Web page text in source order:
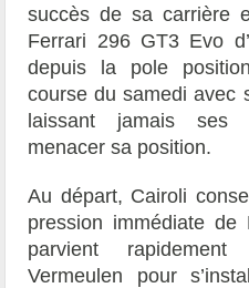
succès de sa carrière
Ferrari 296 GT3 Evo
depuis la pole
course du samedi avec
laissant jamais ses
menacer sa position.
Au départ, Cairoli
pression immédiate de
parvient
Vermeulen pour